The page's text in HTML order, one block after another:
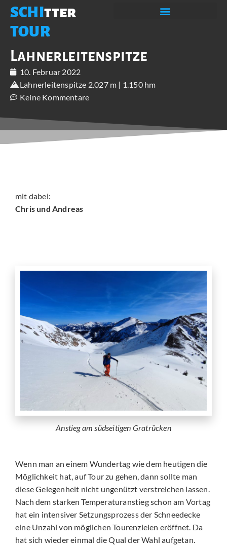
SCHItter
TOUR
Lahnerleitenspitze
10. Februar 2022
Lahnerleitenspitze 2.027 m | 1.150 hm
Keine Kommentare
mit dabei:
Chris und Andreas
Anstieg am südseitigen Gratrücken
Wenn man an einem Wundertag wie dem heutigen die
Möglichkeit hat, auf Tour zu gehen, dann sollte man
diese Gelegenheit nicht ungenützt verstreichen lassen.
Nach dem starken Temperaturanstieg schon am Vortag
hat ein intensiver Setzungsprozess der Schneedecke
eine Unzahl von möglichen Tourenzielen eröffnet. Da
hat sich wieder einmal die Qual der Wahl aufgetan.